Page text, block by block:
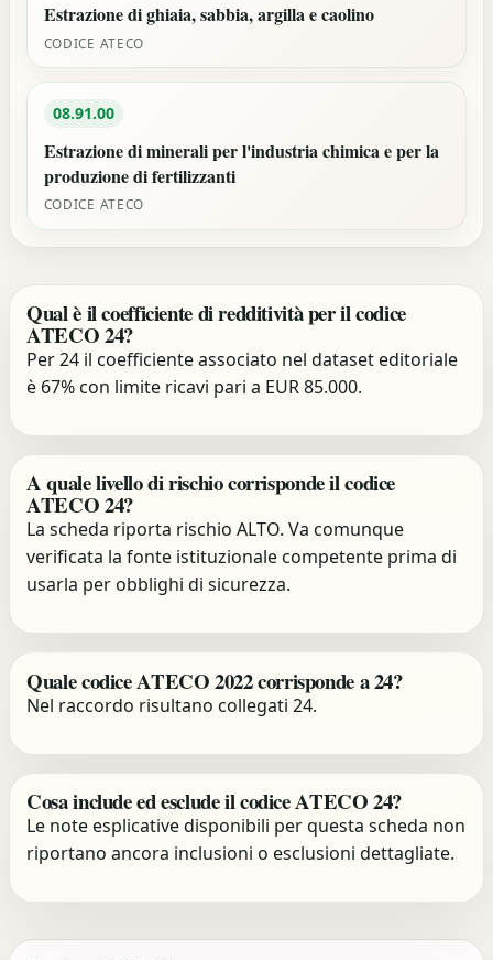
Estrazione di ghiaia, sabbia, argilla e caolino
CODICE ATECO
08.91.00
Estrazione di minerali per l'industria chimica e per la
produzione di fertilizzanti
CODICE ATECO
Qual è il coefficiente di redditività per il codice
ATECO 24?
Per 24 il coefficiente associato nel dataset editoriale
è 67% con limite ricavi pari a EUR 85.000.
A quale livello di rischio corrisponde il codice
ATECO 24?
La scheda riporta rischio ALTO. Va comunque
verificata la fonte istituzionale competente prima di
usarla per obblighi di sicurezza.
Quale codice ATECO 2022 corrisponde a 24?
Nel raccordo risultano collegati 24.
Cosa include ed esclude il codice ATECO 24?
Le note esplicative disponibili per questa scheda non
riportano ancora inclusioni o esclusioni dettagliate.